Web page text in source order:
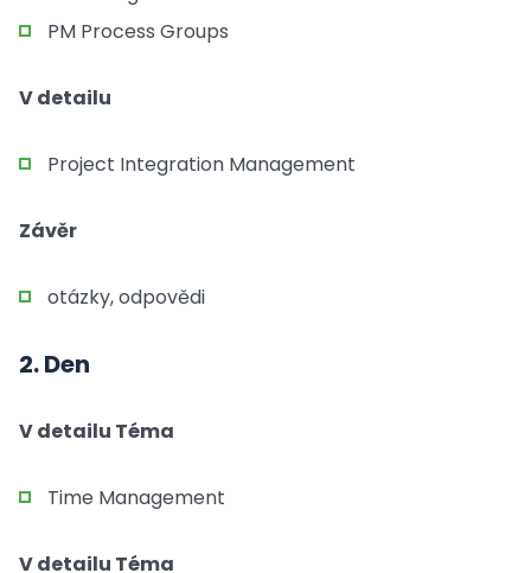
PM Process Groups
V detailu
Project Integration Management
Závěr
otázky, odpovědi
2. Den
V detailu Téma
Time Management
V detailu Téma